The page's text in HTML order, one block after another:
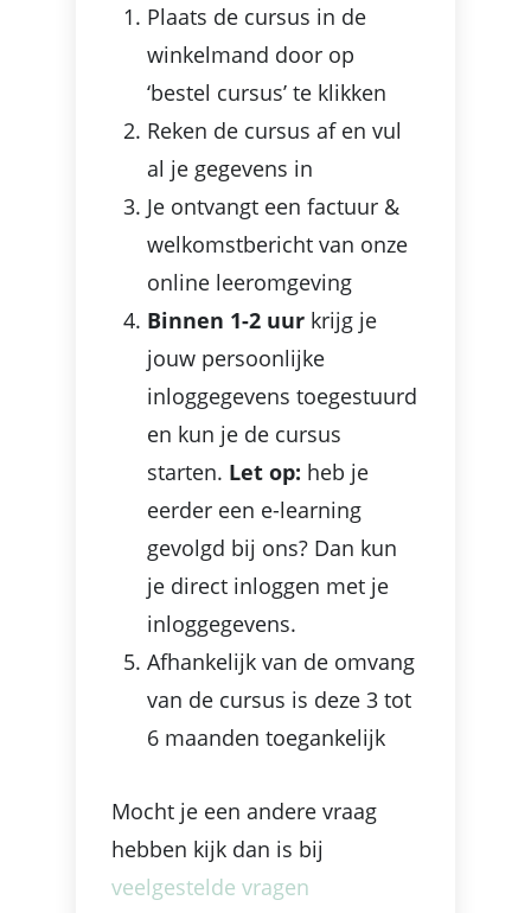
Plaats de cursus in de
winkelmand door op
‘bestel cursus’ te klikken
Reken de cursus af en vul
al je gegevens in
Je ontvangt een factuur &
welkomstbericht van onze
online leeromgeving
Binnen 1-2 uur krijg je
jouw persoonlijke
inloggegevens toegestuurd
en kun je de cursus
starten. Let op: heb je
eerder een e-learning
gevolgd bij ons? Dan kun
je direct inloggen met je
inloggegevens.
Afhankelijk van de omvang
van de cursus is deze 3 tot
6 maanden toegankelijk
Mocht je een andere vraag
hebben kijk dan is bij
veelgestelde vragen